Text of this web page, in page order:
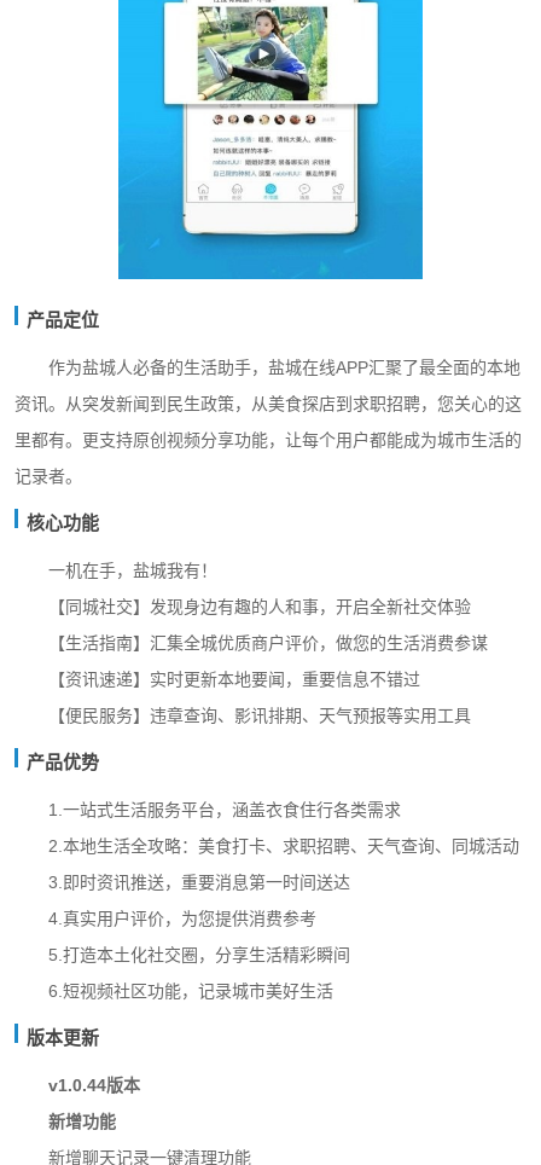
产品定位
作为盐城人必备的生活助手，盐城在线APP汇聚了最全面的本地
资讯。从突发新闻到民生政策，从美食探店到求职招聘，您关心的这
里都有。更支持原创视频分享功能，让每个用户都能成为城市生活的
记录者。
核心功能
一机在手，盐城我有！
【同城社交】发现身边有趣的人和事，开启全新社交体验
【生活指南】汇集全城优质商户评价，做您的生活消费参谋
【资讯速递】实时更新本地要闻，重要信息不错过
【便民服务】违章查询、影讯排期、天气预报等实用工具
产品优势
1.一站式生活服务平台，涵盖衣食住行各类需求
2.本地生活全攻略：美食打卡、求职招聘、天气查询、同城活动
3.即时资讯推送，重要消息第一时间送达
4.真实用户评价，为您提供消费参考
5.打造本土化社交圈，分享生活精彩瞬间
6.短视频社区功能，记录城市美好生活
版本更新
v1.0.44版本
新增功能
新增聊天记录一键清理功能